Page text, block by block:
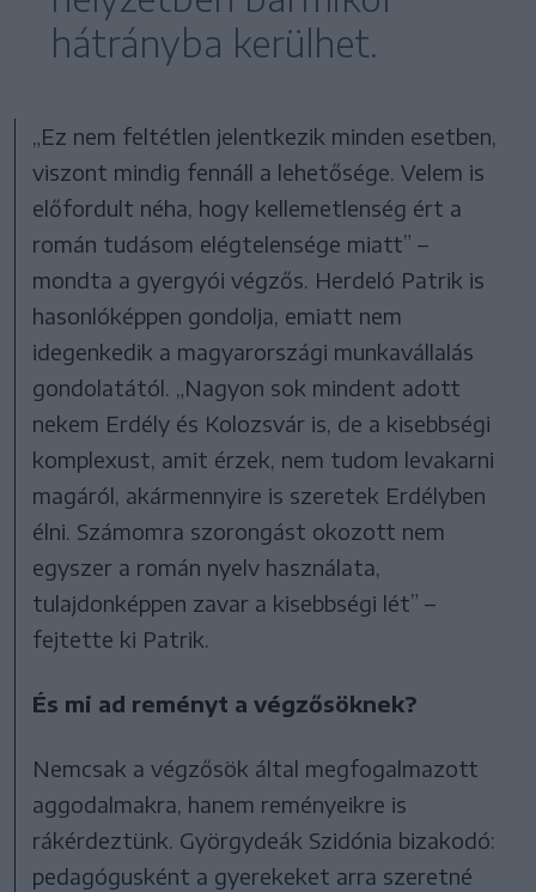
hátrányba kerülhet.
„Ez nem feltétlen jelentkezik minden esetben,
viszont mindig fennáll a lehetősége. Velem is
előfordult néha, hogy kellemetlenség ért a
román tudásom elégtelensége miatt” –
mondta a gyergyói végzős. Herdeló Patrik is
hasonlóképpen gondolja, emiatt nem
idegenkedik a magyarországi munkavállalás
gondolatától. „Nagyon sok mindent adott
nekem Erdély és Kolozsvár is, de a kisebbségi
komplexust, amit érzek, nem tudom levakarni
magáról, akármennyire is szeretek Erdélyben
élni. Számomra szorongást okozott nem
egyszer a román nyelv használata,
tulajdonképpen zavar a kisebbségi lét” –
fejtette ki Patrik.
És mi ad reményt a végzősöknek?
Nemcsak a végzősök által megfogalmazott
aggodalmakra, hanem reményeikre is
rákérdeztünk. Györgydeák Szidónia bizakodó:
pedagógusként a gyerekeket arra szeretné